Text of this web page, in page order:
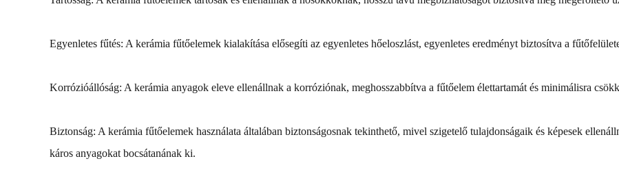
Egyenletes fűtés: A kerámia fűtőelemek kialakítása elősegíti az egyenletes hőeloszlást, egyenletes eredményt biztosítva a
Korrózióállóság: A kerámia anyagok eleve ellenállnak a korróziónak, meghosszabbítva a fűtőelem élettartamát és minimálisra
Biztonság: A kerámia fűtőelemek használata általában biztonságosnak tekinthető, mivel szigetelő tulajdonságaik és képesek
káros anyagokat bocsátanának ki.